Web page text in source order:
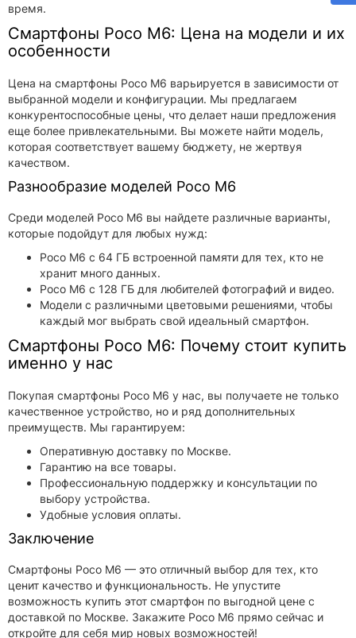
время.
Смартфоны Poco M6: Цена на модели и их
особенности
Цена на смартфоны Poco M6 варьируется в зависимости от
выбранной модели и конфигурации. Мы предлагаем
конкурентоспособные цены, что делает наши предложения
еще более привлекательными. Вы можете найти модель,
которая соответствует вашему бюджету, не жертвуя
качеством.
Разнообразие моделей Poco M6
Среди моделей Poco M6 вы найдете различные варианты,
которые подойдут для любых нужд:
Poco M6 с 64 ГБ встроенной памяти для тех, кто не
хранит много данных.
Poco M6 с 128 ГБ для любителей фотографий и видео.
Модели с различными цветовыми решениями, чтобы
каждый мог выбрать свой идеальный смартфон.
Смартфоны Poco M6: Почему стоит купить
именно у нас
Покупая смартфоны Poco M6 у нас, вы получаете не только
качественное устройство, но и ряд дополнительных
преимуществ. Мы гарантируем:
Оперативную доставку по Москве.
Гарантию на все товары.
Профессиональную поддержку и консультации по
выбору устройства.
Удобные условия оплаты.
Заключение
Смартфоны Poco M6 — это отличный выбор для тех, кто
ценит качество и функциональность. Не упустите
возможность купить этот смартфон по выгодной цене с
доставкой по Москве. Закажите Poco M6 прямо сейчас и
откройте для себя мир новых возможностей!